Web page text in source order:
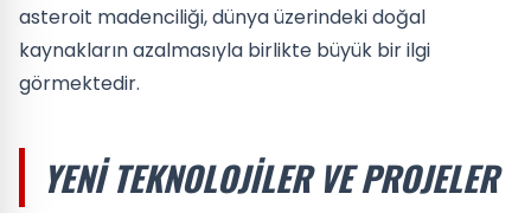
asteroit madenciliği, dünya üzerindeki doğal
kaynakların azalmasıyla birlikte büyük bir ilgi
görmektedir.
YENI TEKNOLOJILER VE PROJELER